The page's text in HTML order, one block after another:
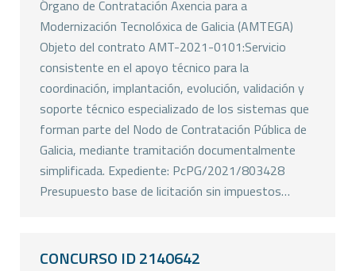
Órgano de Contratación Axencia para a
Modernización Tecnolóxica de Galicia (AMTEGA)
Objeto del contrato AMT-2021-0101:Servicio
consistente en el apoyo técnico para la
coordinación, implantación, evolución, validación y
soporte técnico especializado de los sistemas que
forman parte del Nodo de Contratación Pública de
Galicia, mediante tramitación documentalmente
simplificada. Expediente: PcPG/2021/803428
Presupuesto base de licitación sin impuestos…
CONCURSO ID 2140642